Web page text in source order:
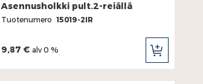
Asennusholkki pult.2-reiällä
Tuotenumero 15019-2IR
9,87 € alv 0 %
LISÄÄ